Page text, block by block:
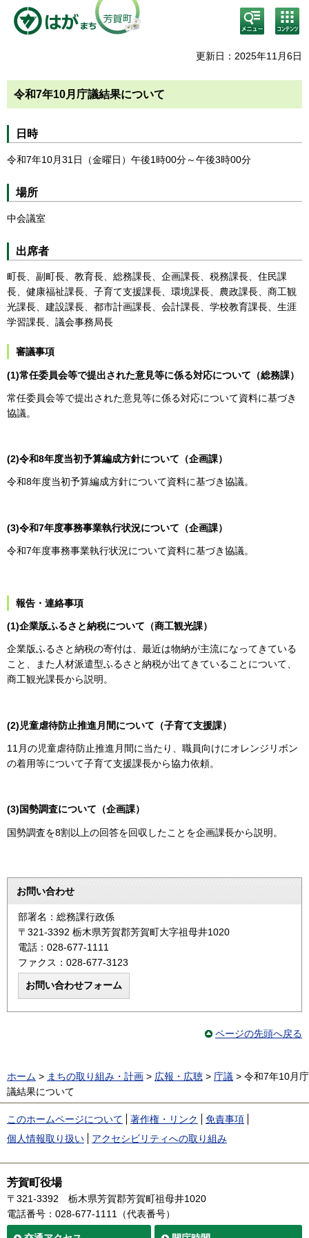
検
索・
メニ
コン
テン
ニュ
更新日：2025年11月6日
令和7年10月庁議結果について
日時
令和7年10月31日（金曜日）午後1時00分～午後3時00分
場所
中会議室
出席者
町長、副町長、教育長、総務課長、企画課長、税務課長、住民課
長、健康福祉課長、子育て支援課長、環境課長、農政課長、商工観
光課長、建設課長、都市計画課長、会計課長、学校教育課長、生涯
学習課長、議会事務局長
審議事項
(1)常任委員会等で提出された意見等に係る対応について（総務課）
常任委員会等で提出された意見等に係る対応について資料に基づき
協議。
(2)令和8年度当初予算編成方針について（企画課）
令和8年度当初予算編成方針について資料に基づき協議。
(3)令和7年度事務事業執行状況について（企画課）
令和7年度事務事業執行状況について資料に基づき協議。
報告・連絡事項
(1)企業版ふるさと納税について（商工観光課）
企業版ふるさと納税の寄付は、最近は物納が主流になってきている
こと、また人材派遣型ふるさと納税が出てきていることについて、
商工観光課長から説明。
(2)児童虐待防止推進月間について（子育て支援課）
11月の児童虐待防止推進月間に当たり、職員向けにオレンジリボン
の着用等について子育て支援課長から協力依頼。
(3)国勢調査について（企画課）
国勢調査を8割以上の回答を回収したことを企画課長から説明。
お問い合わせ
部署名：総務課行政係
〒321-3392 栃木県芳賀郡芳賀町大字祖母井1020
電話：028-677-1111
ファクス：028-677-3123
ページの先頭へ戻る
ホーム > まちの取り組み・計画 > 広報・広聴 > 庁議 > 令和7年10月庁
議結果について
このホームページについて 著作権・リンク
免責事項
個人情報取り扱い
アクセシビリティへの取り組み
芳賀町役場
〒321-3392
栃木県芳賀郡芳賀町祖母井1020
電話番号：028-677-1111（代表番号）